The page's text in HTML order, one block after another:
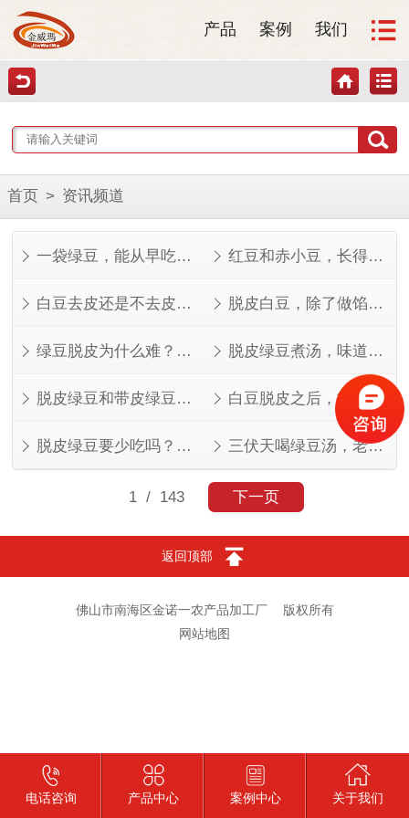
产品 案例 我们
首页 > 资讯频道
一袋绿豆，能从早吃到晚 红豆和赤小豆，长得像但不是一回事
白豆去皮还是不去皮？看完这几点就知道了 脱皮白豆，除了做馅还能做什么？
绿豆脱皮为什么难？看完就知道了 脱皮绿豆煮汤，味道其实不一样
脱皮绿豆和带皮绿豆，功效差在哪？ 白豆脱皮之后，能做的菜比想象中多
脱皮绿豆要少吃吗？看人看量 三伏天喝绿豆汤，老一辈的讲究有道理
1/ 143 下一页
返回顶部
佛山市南海区金诺一农产品加工厂
版权所有
网站地图
电话咨询 产品中心 案例中心 关于我们